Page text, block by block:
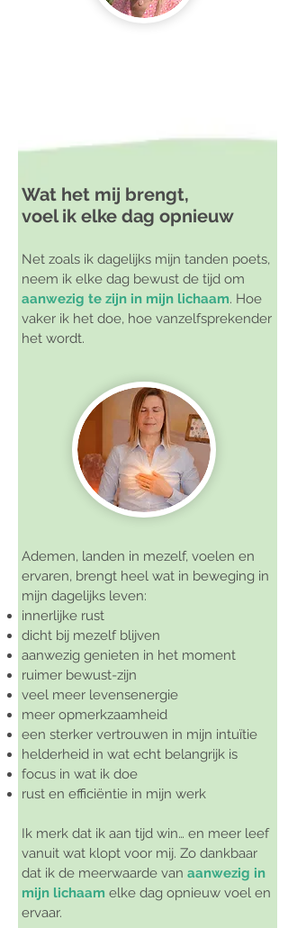
Wat het mij brengt,
voel ik elke dag opnieuw
Net zoals ik dagelijks mijn tanden poets,
neem ik elke dag bewust de tijd om
aanwezig te zijn in mijn lichaam. Hoe
vaker ik het doe, hoe vanzelfsprekender
het wordt.
Ademen, landen in mezelf, voelen en
ervaren, brengt heel wat in beweging in
mijn dagelijks leven:
innerlijke rust
dicht bij mezelf blijven
aanwezig genieten in het moment
ruimer bewust-zijn
veel meer levensenergie
meer opmerkzaamheid
een sterker vertrouwen in mijn intuïtie
helderheid in wat echt belangrijk is
focus in wat ik doe
rust en efficiëntie in mijn werk
Ik merk dat ik aan tijd win… en meer leef
vanuit wat klopt voor mij. Zo dankbaar
dat ik de meerwaarde van aanwezig in
mijn lichaam elke dag opnieuw voel en
ervaar.